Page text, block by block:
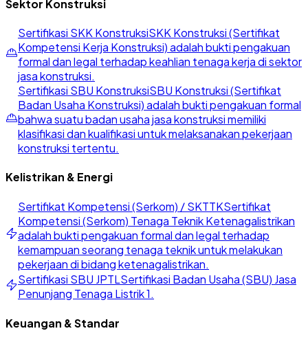
Sektor Konstruksi
Sertifikasi SKK KonstruksiSKK Konstruksi (Sertifikat
Kompetensi Kerja Konstruksi) adalah bukti pengakuan
formal dan legal terhadap keahlian tenaga kerja di sektor
jasa konstruksi.
Sertifikasi SBU KonstruksiSBU Konstruksi (Sertifikat
Badan Usaha Konstruksi) adalah bukti pengakuan formal
bahwa suatu badan usaha jasa konstruksi memiliki
klasifikasi dan kualifikasi untuk melaksanakan pekerjaan
konstruksi tertentu.
Kelistrikan & Energi
Sertifikat Kompetensi (Serkom) / SKTTKSertifikat
Kompetensi (Serkom) Tenaga Teknik Ketenagalistrikan
adalah bukti pengakuan formal dan legal terhadap
kemampuan seorang tenaga teknik untuk melakukan
pekerjaan di bidang ketenagalistrikan.
Sertifikasi SBU JPTLSertifikasi Badan Usaha (SBU) Jasa
Penunjang Tenaga Listrik 1.
Keuangan & Standar